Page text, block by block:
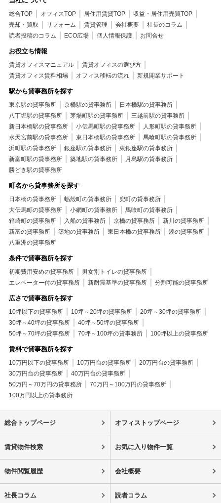
総合TOP オフィスTOP 居住用賃貸TOP
収益・居住用売買TOP
売却・買取
リフォーム 賃貸管理 会社概要
社長のコラム
読者投稿のコラム
ECO広場 個人情報保護 お問合せ
お役立ち情報
賃貸オフィスマニュアル
賃貸オフィスの選び方
賃貸オフィス賃料相場
オフィス移転の流れ 新規開業サポート
駅から貸事務所を探す
東京駅の貸事務所 京橋駅の貸事務所
日本橋駅の貸事務所
八丁堀駅の貸事務所
茅場町駅の貸事務所
三越前駅の貸事務所
新日本橋駅の貸事務所
小伝馬町駅の貸事務所
人形町駅の貸事務所
水天宮前駅の貸事務所
東日本橋駅の貸事務所
馬喰町駅の貸事務所
浜町駅の貸事務所
銀座駅の貸事務所
東銀座駅の貸事務所
新富町駅の貸事務所
築地駅の貸事務所
月島駅の貸事務所
勝どき駅の貸事務所
町名から貸事務所を探す
日本橋の貸事務所 蛎殻町の貸事務所
兜町の貸事務所
大伝馬町の貸事務所
小網町の貸事務所
馬喰町の貸事務所
箱崎町の貸事務所
入船の貸事務所 京橋の貸事務所
新川の貸事務所
新富の貸事務所
築地の貸事務所 東日本橋の貸事務所
湊の貸事務所
八重洲の貸事務所
条件で貸事務所を探す
初期費用安めの貸事務所
男女別トイレの貸事務所
エレベーター付の貸事務所
新耐震基準の貸事務所 分割可能の貸事務所
広さで貸事務所を探す
10坪以下の貸事務所 10坪～20坪の貸事務所
20坪～30坪の貸事務所
30坪～40坪の貸事務所
40坪～50坪の貸事務所
50坪～70坪の貸事務所
70坪～100坪の貸事務所 100坪以上の貸事務所
賃料で貸事務所を探す
10万円以下の貸事務所 10万円台の貸事務所
20万円台の貸事務所
30万円台の貸事務所
40万円台の貸事務所
50万円～70万円の貸事務所
70万円～100万円の貸事務所
100万円以上の貸事務所
総合トップページ オフィストップページ
賃貸物件検索 お気に入り物件一覧
物件閲覧履歴 会社概要
社長コラム 読者コラム